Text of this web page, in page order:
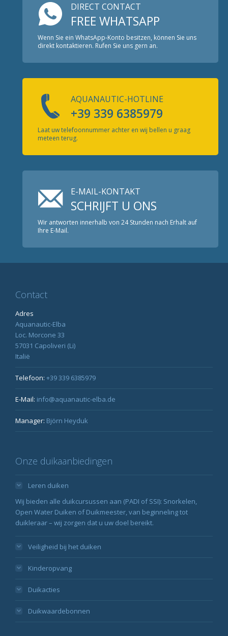
DIRECT CONTACT
FREE WHATSAPP
Wenn Sie ein WhatsApp-Konto besitzen, können Sie uns
direkt kontaktieren. Rufen Sie uns gern an.
AQUANAUTIC-HOTLINE
+39 339 6385979
Laat uw telefoonnummer achter en wij bellen u graag
meteen terug.
E-MAIL-KONTAKT
SCHRIJFT U ONS
Wir antworten innerhalb von 24 Stunden nach Erhalt auf
Ihre E-Mail.
Contact
Adres
Aquanautic-Elba
Loc. Morcone 33
57031 Capoliveri (Li)
Italië
Telefoon: +39 339 6385979
E-Mail: info@aquanautic-elba.de
Manager: Björn Heyduk
Onze duikaanbiedingen
Leren duiken
Wij bieden alle duikcursussen aan (PADI of SSI): Snorkelen,
Open Water Duiken of Duikmeester, van beginneling tot
duikleraar – wij zorgen dat u uw doel bereikt.
Veiligheid bij het duiken
Kinderopvang
Duikacties
Duikwaardebonnen